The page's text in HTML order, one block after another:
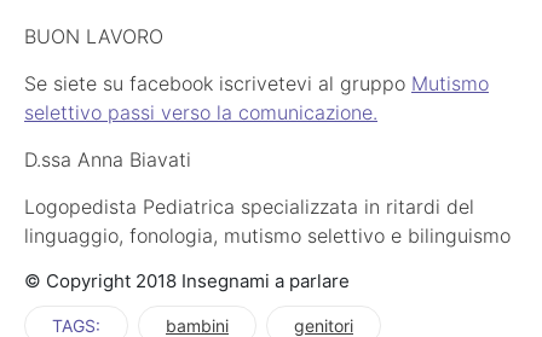
BUON LAVORO
Se siete su facebook iscrivetevi al gruppo Mutismo
selettivo passi verso la comunicazione.
D.ssa Anna Biavati
Logopedista Pediatrica specializzata in ritardi del
linguaggio, fonologia, mutismo selettivo e bilinguismo
© Copyright 2018 Insegnami a parlare
TAGS: bambini genitori